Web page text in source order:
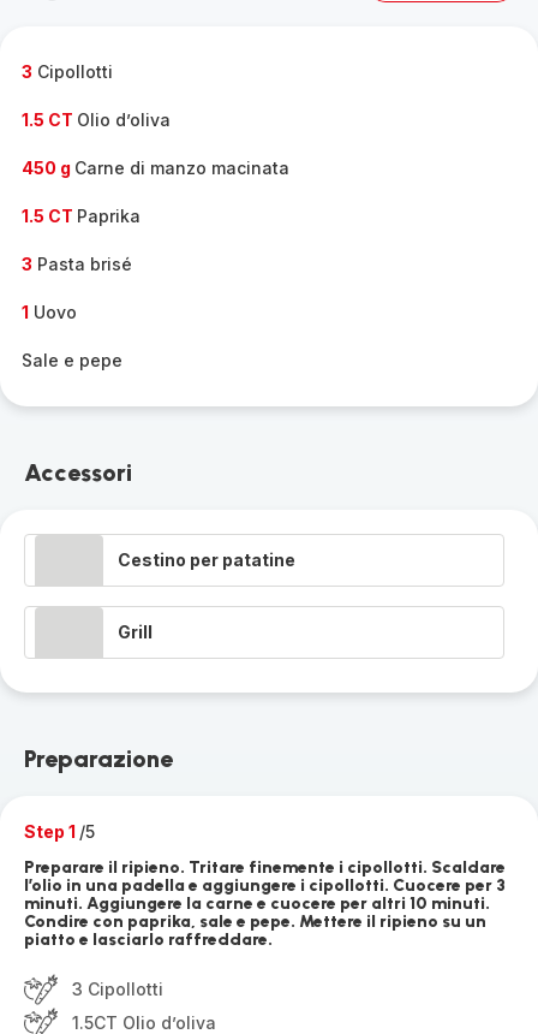
3 Cipollotti
1.5 CT Olio d’oliva
450 g Carne di manzo macinata
1.5 CT Paprika
3 Pasta brisé
1 Uovo
Sale e pepe
Accessori
Cestino per patatine
Grill
Preparazione
Step 1 /5
Preparare il ripieno. Tritare finemente i cipollotti. Scaldare
l’olio in una padella e aggiungere i cipollotti. Cuocere per 3
minuti. Aggiungere la carne e cuocere per altri 10 minuti.
Condire con paprika, sale e pepe. Mettere il ripieno su un
piatto e lasciarlo raffreddare.
3 Cipollotti
1.5CT Olio d’oliva